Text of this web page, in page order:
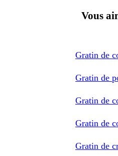
Vous
Gratin de
Gratin de
Gratin de
Gratin de
Gratin de